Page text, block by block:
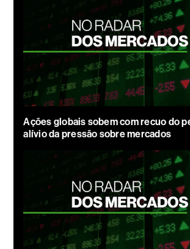
Ações globais sobem com recuo do
alívio da pressão sobre mercados